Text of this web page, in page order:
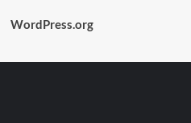
WordPress.org